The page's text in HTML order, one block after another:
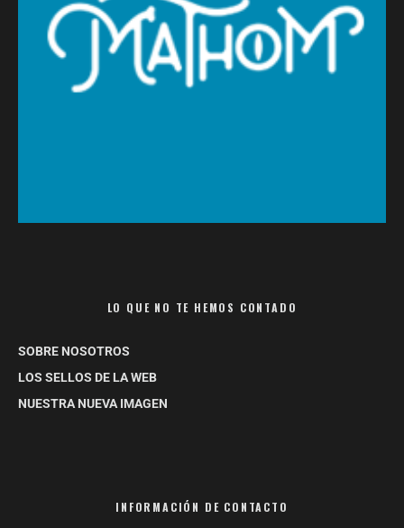
LO QUE NO TE HEMOS CONTADO
SOBRE NOSOTROS
LOS SELLOS DE LA WEB
NUESTRA NUEVA IMAGEN
INFORMACIÓN DE CONTACTO